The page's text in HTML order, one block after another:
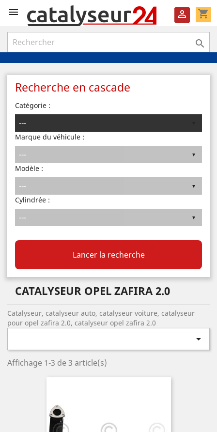
 shopping_cart


Recherche en cascade
Catégorie :
Marque du véhicule :
Modèle :
Cylindrée :
Lancer la recherche
CATALYSEUR OPEL ZAFIRA 2.0
Catalyseur, catalyseur auto, catalyseur voiture, catalyseur
pour opel zafira 2.0, catalyseur opel zafira 2.0

Affichage 1-3 de 3 article(s)